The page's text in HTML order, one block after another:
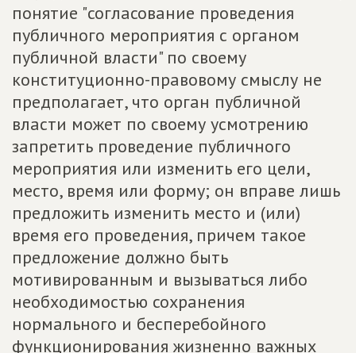
понятие "согласование проведения
публичного мероприятия с органом
публичной власти" по своему
конституционно-правовому смыслу не
предполагает, что орган публичной
власти может по своему усмотрению
запретить проведение публичного
мероприятия или изменить его цели,
место, время или форму; он вправе лишь
предложить изменить место и (или)
время его проведения, причем такое
предложение должно быть
мотивированным и вызываться либо
необходимостью сохранения
нормального и бесперебойного
функционирования жизненно важных